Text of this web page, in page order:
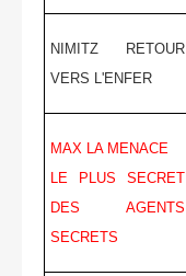
NIMITZ RETOUR
VERS L'ENFER
MAX LA MENACE
LE PLUS SECRET
DES AGENTS
SECRETS